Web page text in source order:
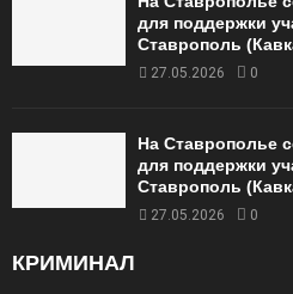
для поддержки
Ставрополь
27.05.2026 0
На Ставрополье
для поддержки
Ставрополь
27.05.2026 0
КРИМИНАЛ